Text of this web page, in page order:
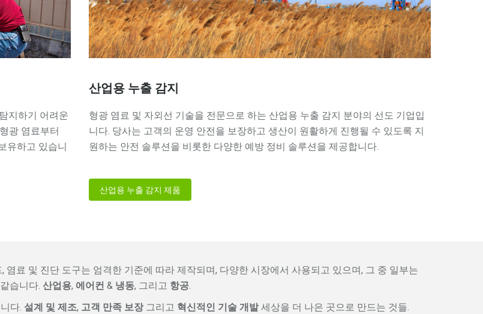
지하기 어려운
광 염료부터
유하고 있습니
산업용 누출 감지
형광 염료 및 자외선 기술을 전문으로 하는 산업용 누출 감지 분야의 선도 기업입
니다. 당사는 고객의 운영 안전을 보장하고 생산이 원활하게 진행될 수 있도록 지
원하는 안전 솔루션을 비롯한 다양한 예방 정비 솔루션을 제공합니다.
산업용 누출 감지 제품
료 및 진단 도구는 엄격한 기준에 따라 제작되며, 다양한 시장에서 사용되고 있으며, 그 중 일부는
습니다. 산업용, 에어컨 & 냉동, 그리고 항공.
다. 설계 및 제조, 고객 만족 보장 그리고 혁신적인 기술 개발세상을 더 나은 곳으로 만드는 것들.